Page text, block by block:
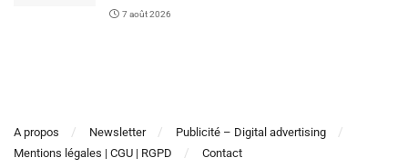
7 août 2026
A propos Newsletter
Publicité – Digital advertising
Mentions légales | CGU | RGPD
Contact